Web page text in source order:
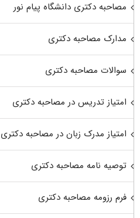
مصاحبه دکتری دانشگاه پیام نور
مدارک مصاحبه دکتری
سوالات مصاحبه دکتری
امتیاز تدریس در مصاحبه دکتری
امتیاز مدرک زبان در مصاحبه دکتری
توصیه نامه مصاحبه دکتری
فرم رزومه مصاحبه دکتری